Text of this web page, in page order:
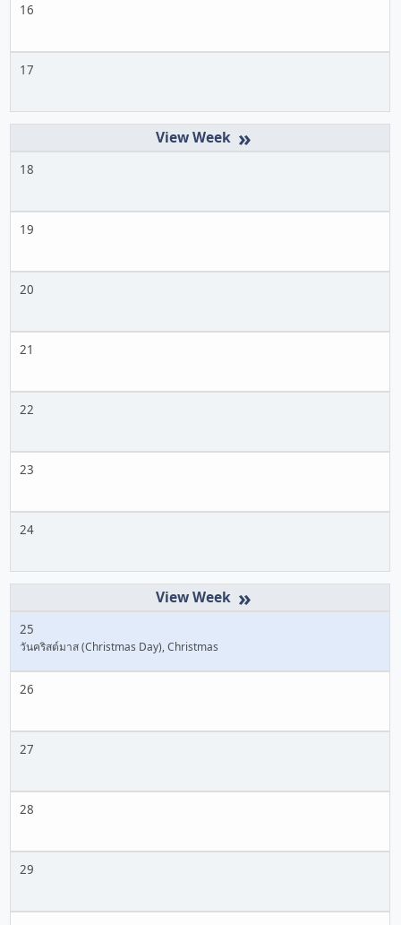
16
17
»
18
19
20
21
22
23
24
»
25
วันคริสต์มาส (Christmas Day), Christmas
26
27
28
29